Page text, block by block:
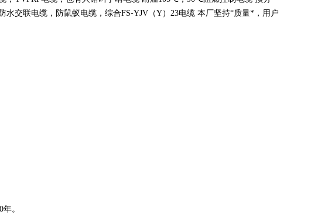
水交联电缆，防鼠蚁电缆，综合FS-YJV （Y） 23电缆 本厂坚持“质量*，用户
。